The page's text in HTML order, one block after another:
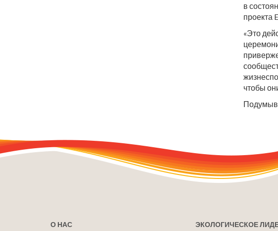
в
проекта
«Это
чтобы
О НАС
ЭКОЛОГИЧЕСКОЕ